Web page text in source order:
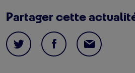
Partager cette